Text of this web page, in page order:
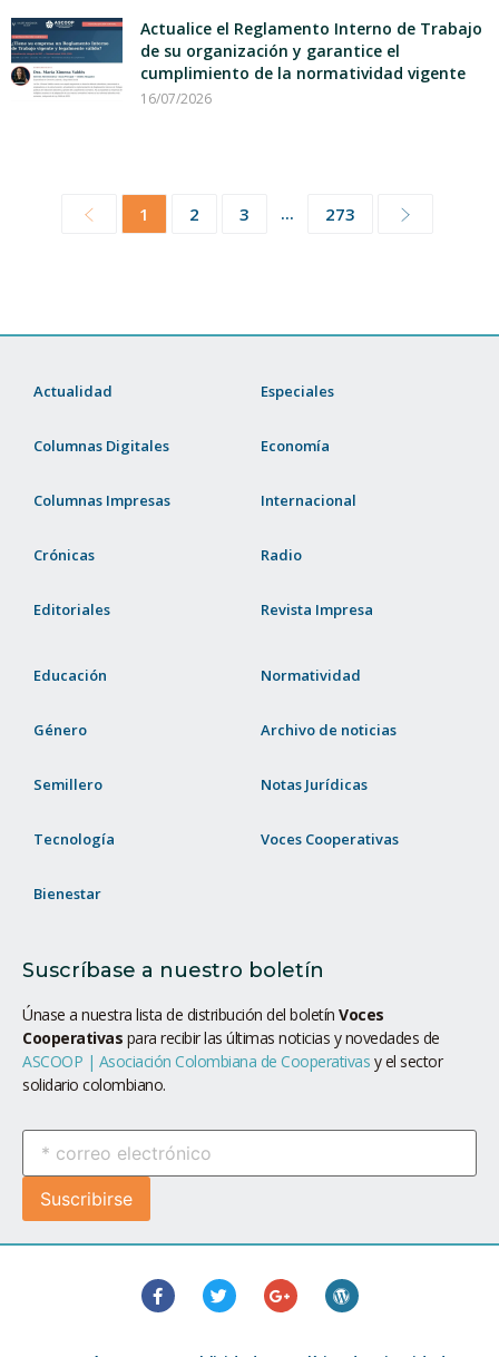
Actualice el Reglamento Interno de Trabajo
de su organización y garantice el
cumplimiento de la normatividad vigente
16/07/2026
1 2 3 ... 273
Actualidad
Columnas Digitales
Columnas Impresas
Crónicas
Editoriales
Especiales
Economía
Internacional
Radio
Revista Impresa
Educación
Género
Semillero
Tecnología
Bienestar
Normatividad
Archivo de noticias
Notas Jurídicas
Voces Cooperativas
Suscríbase a nuestro boletín
Únase a nuestra lista de distribución del boletín Voces
Cooperativas para recibir las últimas noticias y novedades de
ASCOOP | Asociación Colombiana de Cooperativas y el sector
solidario colombiano.